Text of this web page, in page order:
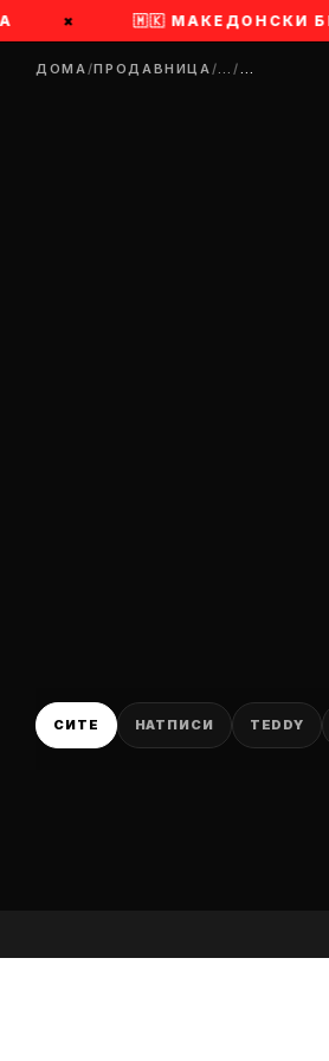
× 🇲🇰 МАКЕДОНСКИ
ДОМА/ПРОДАВНИЦА/…/…
СИТЕ НАТПИСИ TEDDY